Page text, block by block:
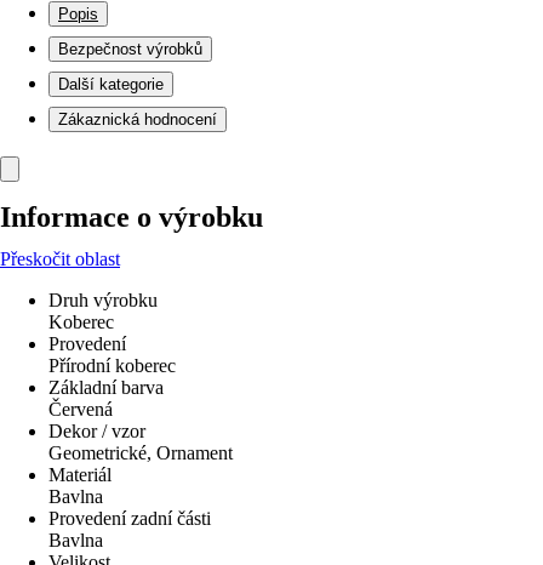
Popis
Bezpečnost výrobků
Další kategorie
Zákaznická hodnocení
Informace o výrobku
Přeskočit oblast
Druh výrobku
Koberec
Provedení
Přírodní koberec
Základní barva
Červená
Dekor / vzor
Geometrické, Ornament
Materiál
Bavlna
Provedení zadní části
Bavlna